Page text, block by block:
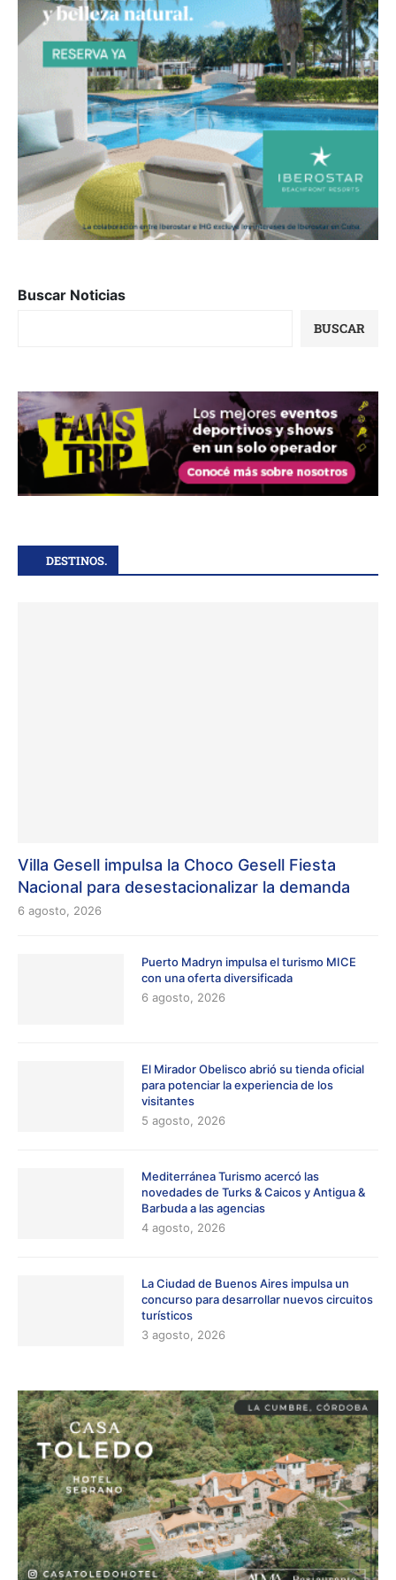
Buscar Noticias
BUSCAR
DESTINOS.
Villa Gesell impulsa la Choco Gesell Fiesta
Nacional para desestacionalizar la demanda
6 agosto, 2026
Puerto Madryn impulsa el turismo MICE
con una oferta diversificada
6 agosto, 2026
El Mirador Obelisco abrió su tienda oficial
para potenciar la experiencia de los
visitantes
5 agosto, 2026
Mediterránea Turismo acercó las
novedades de Turks & Caicos y Antigua &
Barbuda a las agencias
4 agosto, 2026
La Ciudad de Buenos Aires impulsa un
concurso para desarrollar nuevos circuitos
turísticos
3 agosto, 2026